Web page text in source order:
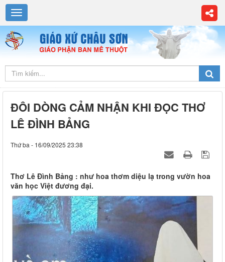
ĐÔI DÒNG CẢM NHẬN KHI ĐỌC THƠ
LÊ ĐÌNH BẢNG
Thứ ba - 16/09/2025 23:38
Thơ Lê Đình Bảng : như hoa thơm diệu lạ trong vườn hoa
văn học Việt đương đại.